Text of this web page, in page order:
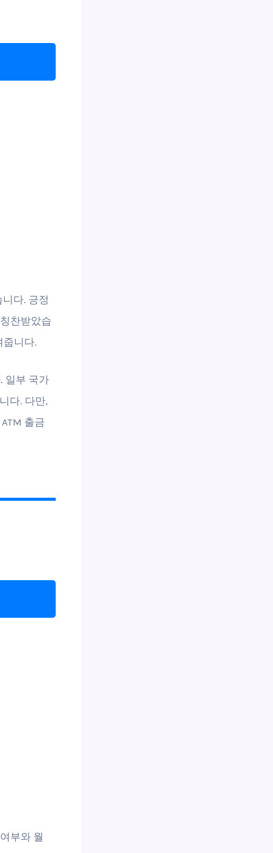
다. 긍정
찬받았습
줍니다.
일부 국가
다. 다만,
출금
부와 월